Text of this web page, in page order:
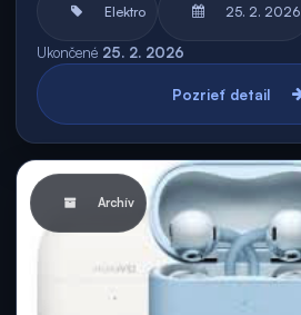
Elektro 25. 2. 2026
Ukončené 25. 2. 2026
Pozrieť detail
Archív